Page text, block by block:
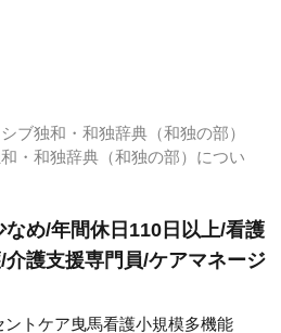
ブ独和・和独辞典（和独の部）
・和独辞典（和独の部）につい
め/年間休日110日以上/看護
護支援専門員/ケアマネージ
トケア曳馬看護小規模多機能